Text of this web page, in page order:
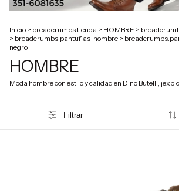
Inicio > breadcrumbs.tienda > HOMBRE >
> breadcrumbs.pantuflas-hombre >
negro
HOMBRE
Moda hombre con estilo y calidad en Dino Butelli,
Filtrar